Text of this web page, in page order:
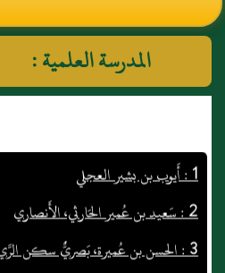
النووي رحمهم الله تعالى
المدرسة العلمية :
2 : سَعيد بن عُمير الحَارثي، الأَنصاري
3 : الحسن بن عُميرة، بَصريٌّ سكن الرَّي
4 : حكم الصيد